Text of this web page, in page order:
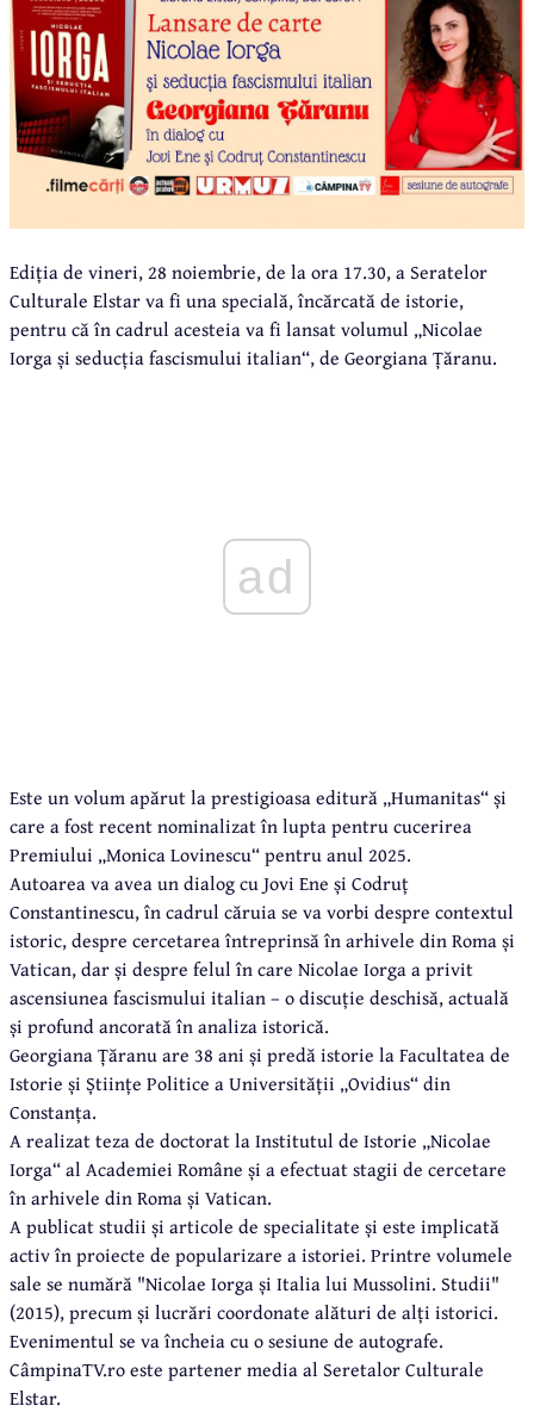
Ediția de vineri, 28 noiembrie, de la ora 17.30, a Seratelor
Culturale Elstar va fi una specială, încărcată de istorie,
pentru că în cadrul acesteia va fi lansat volumul „Nicolae
Iorga și seducția fascismului italian“, de Georgiana Țăranu.
ad
Este un volum apărut la prestigioasa editură „Humanitas“ și
care a fost recent nominalizat în lupta pentru cucerirea
Premiului „Monica Lovinescu“ pentru anul 2025.
Autoarea va avea un dialog cu Jovi Ene și Codruț
Constantinescu, în cadrul căruia se va vorbi despre contextul
istoric, despre cercetarea întreprinsă în arhivele din Roma și
Vatican, dar și despre felul în care Nicolae Iorga a privit
ascensiunea fascismului italian – o discuție deschisă, actuală
și profund ancorată în analiza istorică.
Georgiana Țăranu are 38 ani și predă istorie la Facultatea de
Istorie și Științe Politice a Universității „Ovidius“ din
Constanța.
A realizat teza de doctorat la Institutul de Istorie „Nicolae
Iorga“ al Academiei Române și a efectuat stagii de cercetare
în arhivele din Roma și Vatican.
A publicat studii și articole de specialitate și este implicată
activ în proiecte de popularizare a istoriei. Printre volumele
sale se numără "Nicolae Iorga și Italia lui Mussolini. Studii"
(2015), precum și lucrări coordonate alături de alți istorici.
Evenimentul se va încheia cu o sesiune de autografe.
CâmpinaTV.ro este partener media al Seretalor Culturale
Elstar.